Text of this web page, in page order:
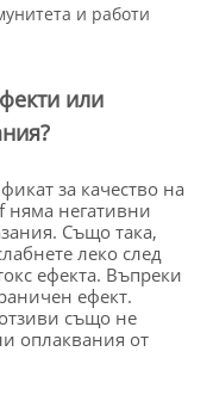
и работи
или
за качество на
няма негативни
Също така,
леко след
ефекта. Въпреки
ефект.
също не
оплаквания от